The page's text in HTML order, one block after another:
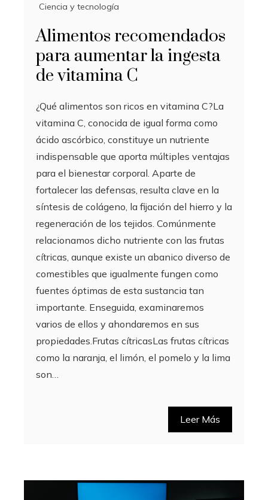
Ciencia y tecnología
Alimentos recomendados
para aumentar la ingesta
de vitamina C
¿Qué alimentos son ricos en vitamina C?La
vitamina C, conocida de igual forma como
ácido ascórbico, constituye un nutriente
indispensable que aporta múltiples ventajas
para el bienestar corporal. Aparte de
fortalecer las defensas, resulta clave en la
síntesis de colágeno, la fijación del hierro y la
regeneración de los tejidos. Comúnmente
relacionamos dicho nutriente con las frutas
cítricas, aunque existe un abanico diverso de
comestibles que igualmente fungen como
fuentes óptimas de esta sustancia tan
importante. Enseguida, examinaremos
varios de ellos y ahondaremos en sus
propiedades.Frutas cítricasLas frutas cítricas
como la naranja, el limón, el pomelo y la lima
son…
Leer Más